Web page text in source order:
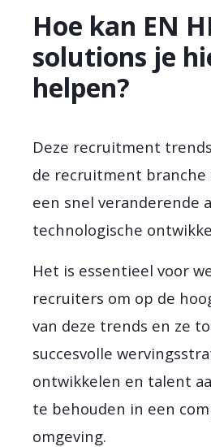
Hoe kan EN
solutions je
helpen?
Deze recruitment
de recruitment branche
een snel veranderende
technologische
Het is essentieel voor
recruiters om op de
van deze trends en ze
succesvolle
ontwikkelen en talent
te behouden in een
omgeving.